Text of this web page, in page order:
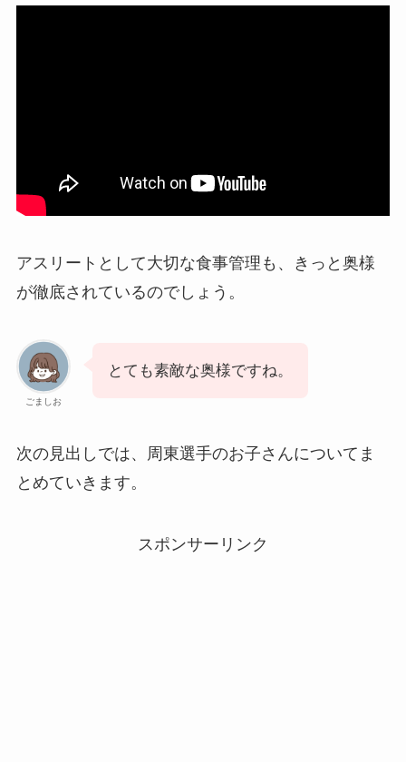
アスリートとして大切な食事管理も、きっと奥様
が徹底されているのでしょう。
ごましお
とても素敵な奥様ですね。
次の見出しでは、周東選手のお子さんについてま
とめていきます。
スポンサーリンク